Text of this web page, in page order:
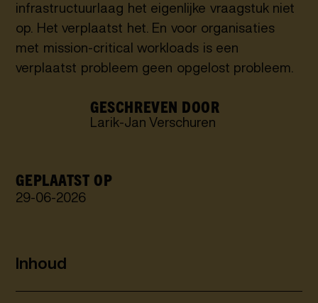
infrastructuurlaag het eigenlijke vraagstuk niet
op. Het verplaatst het. En voor organisaties
met mission-critical workloads is een
verplaatst probleem geen opgelost probleem.
GESCHREVEN DOOR
Larik-Jan Verschuren
GEPLAATST OP
29-06-2026
Inhoud